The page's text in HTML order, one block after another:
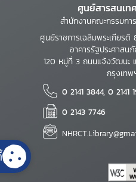
ศูนย์สารสนเ
สำนักงานคณะกรรมก
ศูนย์ราชการเฉลิมพระเกียร
อาคารรัฐประศาสน
120 หมู่ที่ 3 ถนนแจ้งวัฒนะ
กรุงเทพ
0 2141 3844, 0 2141
0 2143 7746